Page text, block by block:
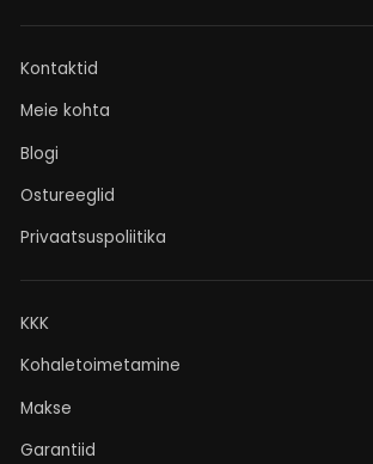
Kontaktid
Meie kohta
Blogi
Ostureeglid
Privaatsuspoliitika
KKK
Kohaletoimetamine
Makse
Garantiid